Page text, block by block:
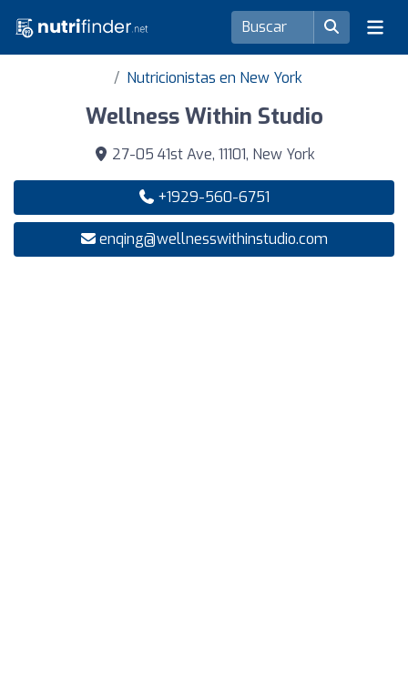
Nutricionistas en New York
Wellness Within Studio
27-05 41st Ave, 11101, New York
+1929-560-6751
enqing@wellnesswithinstudio.com